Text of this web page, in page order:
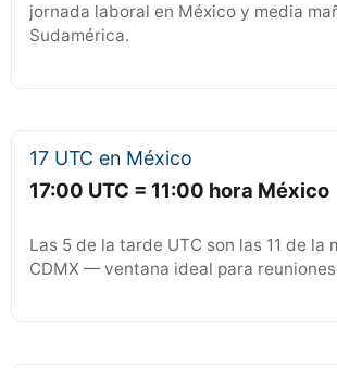
jornada laboral en México y media
Sudamérica.
17 UTC en México
17:00 UTC = 11:00 hora México
Las 5 de la tarde UTC son las 11 de la
CDMX — ventana ideal para